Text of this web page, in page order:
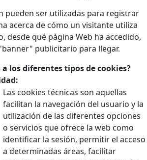
pueden ser utilizadas para registrar
acerca de cómo un visitante utiliza
desde qué página Web ha accedido,
publicitario para llegar.
a los diferentes tipos de cookies?
Las cookies técnicas son aquellas
facilitan la navegación del usuario y la
utilización de las diferentes opciones
o servicios que ofrece la web como
identificar la sesión, permitir el acceso
a determinadas áreas, facilitar